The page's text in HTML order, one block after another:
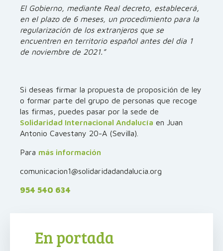
El Gobierno, mediante Real decreto, establecerá,
en el plazo de 6 meses, un procedimiento para la
regularización de los extranjeros que se
encuentren en territorio español antes del día 1
de noviembre de 2021.”
Si deseas firmar la propuesta de proposición de ley
o formar parte del grupo de personas que recoge
las firmas, puedes pasar por la sede de
Solidaridad Internacional Andalucía en Juan
Antonio Cavestany 20-A (Sevilla).
Para más información
comunicacion1@solidaridadandalucia.org
954 540 634
En portada